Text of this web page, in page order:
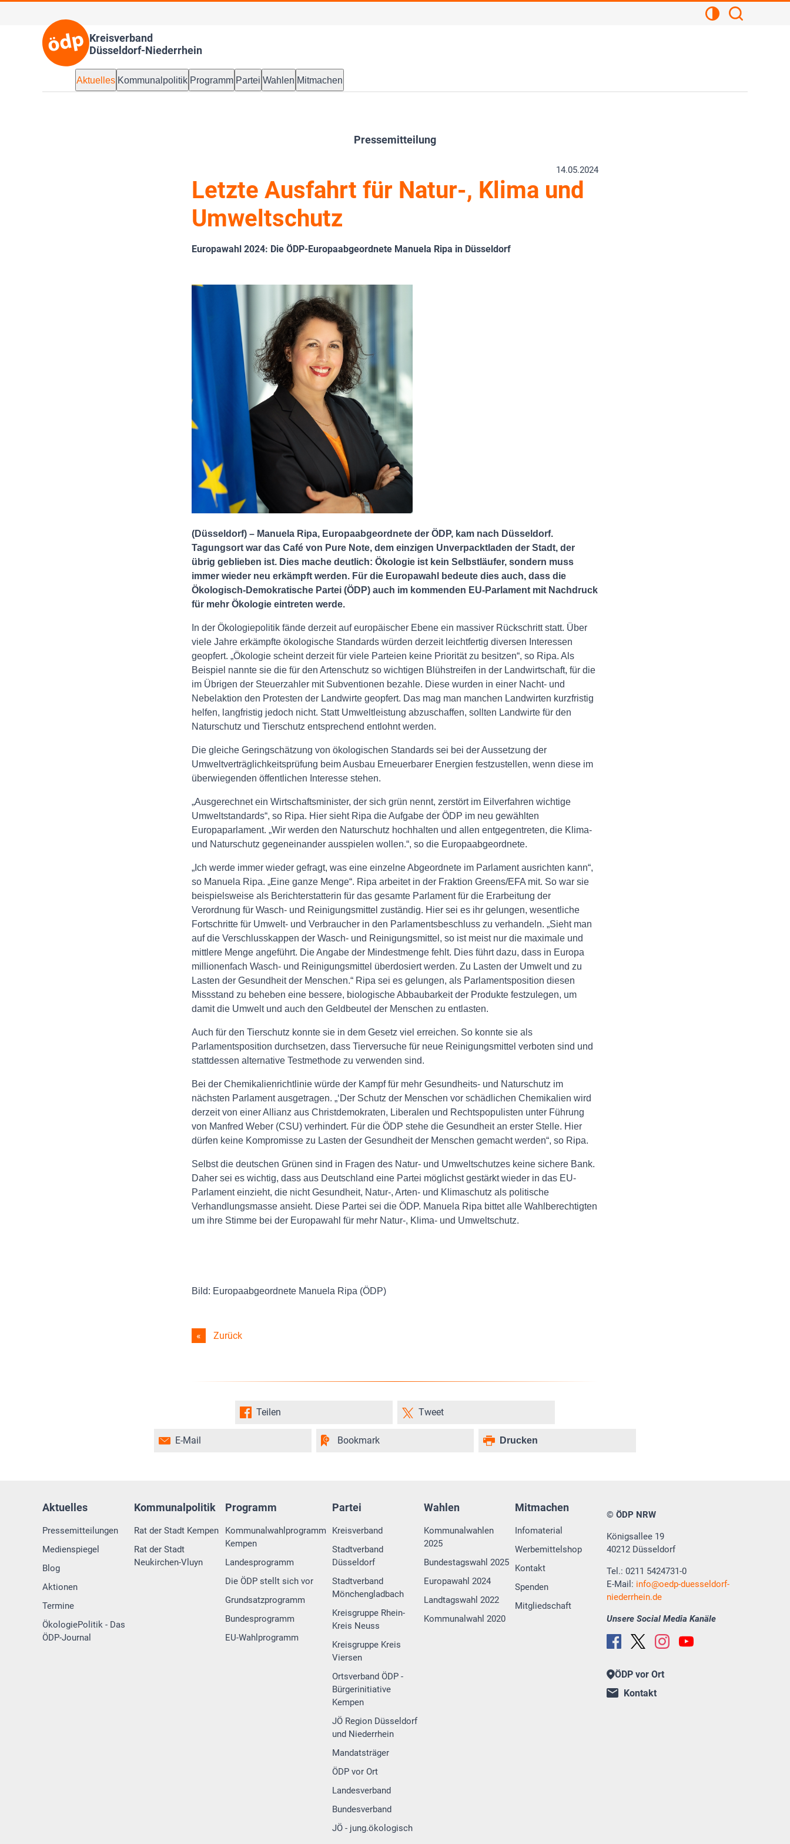
Kreisverband
Düsseldorf-Niederrhein
Kontrastansicht
Aktuelles Kommunalpolitik Programm Partei Wahlen Mitmachen
Pressemitteilung
14.05.2024
Letzte Ausfahrt für Natur-, Klima und
Umweltschutz
Europawahl 2024: Die ÖDP-Europaabgeordnete Manuela Ripa in Düsseldorf
(Düsseldorf) – Manuela Ripa, Europaabgeordnete der ÖDP, kam nach Düsseldorf.
Tagungsort war das Café von Pure Note, dem einzigen Unverpacktladen der Stadt, der
übrig geblieben ist. Dies mache deutlich: Ökologie ist kein Selbstläufer, sondern muss
immer wieder neu erkämpft werden. Für die Europawahl bedeute dies auch, dass die
Ökologisch-Demokratische Partei (ÖDP) auch im kommenden EU-Parlament mit Nachdruck
für mehr Ökologie eintreten werde.
In der Ökologiepolitik fände derzeit auf europäischer Ebene ein massiver Rückschritt statt. Über
viele Jahre erkämpfte ökologische Standards würden derzeit leichtfertig diversen Interessen
geopfert. „Ökologie scheint derzeit für viele Parteien keine Priorität zu besitzen“, so Ripa. Als
Beispiel nannte sie die für den Artenschutz so wichtigen Blühstreifen in der Landwirtschaft, für die
im Übrigen der Steuerzahler mit Subventionen bezahle. Diese wurden in einer Nacht- und
Nebelaktion den Protesten der Landwirte geopfert. Das mag man manchen Landwirten kurzfristig
helfen, langfristig jedoch nicht. Statt Umweltleistung abzuschaffen, sollten Landwirte für den
Naturschutz und Tierschutz entsprechend entlohnt werden.
Die gleiche Geringschätzung von ökologischen Standards sei bei der Aussetzung der
Umweltverträglichkeitsprüfung beim Ausbau Erneuerbarer Energien festzustellen, wenn diese im
überwiegenden öffentlichen Interesse stehen.
„Ausgerechnet ein Wirtschaftsminister, der sich grün nennt, zerstört im Eilverfahren wichtige
Umweltstandards“, so Ripa. Hier sieht Ripa die Aufgabe der ÖDP im neu gewählten
Europaparlament. „Wir werden den Naturschutz hochhalten und allen entgegentreten, die Klima-
und Naturschutz gegeneinander ausspielen wollen.“, so die Europaabgeordnete.
„Ich werde immer wieder gefragt, was eine einzelne Abgeordnete im Parlament ausrichten kann“,
so Manuela Ripa. „Eine ganze Menge“. Ripa arbeitet in der Fraktion Greens/EFA mit. So war sie
beispielsweise als Berichterstatterin für das gesamte Parlament für die Erarbeitung der
Verordnung für Wasch- und Reinigungsmittel zuständig. Hier sei es ihr gelungen, wesentliche
Fortschritte für Umwelt- und Verbraucher in den Parlamentsbeschluss zu verhandeln. „Sieht man
auf die Verschlusskappen der Wasch- und Reinigungsmittel, so ist meist nur die maximale und
mittlere Menge angeführt. Die Angabe der Mindestmenge fehlt. Dies führt dazu, dass in Europa
millionenfach Wasch- und Reinigungsmittel überdosiert werden. Zu Lasten der Umwelt und zu
Lasten der Gesundheit der Menschen.“ Ripa sei es gelungen, als Parlamentsposition diesen
Missstand zu beheben eine bessere, biologische Abbaubarkeit der Produkte festzulegen, um
damit die Umwelt und auch den Geldbeutel der Menschen zu entlasten.
Auch für den Tierschutz konnte sie in dem Gesetz viel erreichen. So konnte sie als
Parlamentsposition durchsetzen, dass Tierversuche für neue Reinigungsmittel verboten sind und
stattdessen alternative Testmethode zu verwenden sind.
Bei der Chemikalienrichtlinie würde der Kampf für mehr Gesundheits- und Naturschutz im
nächsten Parlament ausgetragen. „‘Der Schutz der Menschen vor schädlichen Chemikalien wird
derzeit von einer Allianz aus Christdemokraten, Liberalen und Rechtspopulisten unter Führung
von Manfred Weber (CSU) verhindert. Für die ÖDP stehe die Gesundheit an erster Stelle. Hier
dürfen keine Kompromisse zu Lasten der Gesundheit der Menschen gemacht werden“, so Ripa.
Selbst die deutschen Grünen sind in Fragen des Natur- und Umweltschutzes keine sichere Bank.
Daher sei es wichtig, dass aus Deutschland eine Partei möglichst gestärkt wieder in das EU-
Parlament einzieht, die nicht Gesundheit, Natur-, Arten- und Klimaschutz als politische
Verhandlungsmasse ansieht. Diese Partei sei die ÖDP. Manuela Ripa bittet alle Wahlberechtigten
um ihre Stimme bei der Europawahl für mehr Natur-, Klima- und Umweltschutz.
Bild: Europaabgeordnete Manuela Ripa (ÖDP)
Zurück
Teilen Tweet
E-Mail Bookmark Drucken
Aktuelles
Pressemitteilungen
Medienspiegel
Blog
Aktionen
Termine
ÖkologiePolitik - Das
ÖDP-Journal
Kommunalpolitik
Rat der Stadt Kempen
Rat der Stadt
Neukirchen-Vluyn
Programm
Kommunalwahlprogramm
Kempen
Landesprogramm
Die ÖDP stellt sich vor
Grundsatzprogramm
Bundesprogramm
EU-Wahlprogramm
Partei
Kreisverband
Stadtverband
Düsseldorf
Stadtverband
Mönchengladbach
Kreisgruppe Rhein-
Kreis Neuss
Kreisgruppe Kreis
Viersen
Ortsverband ÖDP -
Bürgerinitiative
Kempen
JÖ Region Düsseldorf
und Niederrhein
Mandatsträger
ÖDP vor Ort
Landesverband
Bundesverband
JÖ - jung.ökologisch
Wahlen
Kommunalwahlen
2025
Bundestagswahl 2025
Europawahl 2024
Landtagswahl 2022
Kommunalwahl 2020
Mitmachen
Infomaterial
Werbemittelshop
Kontakt
Spenden
Mitgliedschaft
© ÖDP NRW
Königsallee 19
40212 Düsseldorf
Tel.: 0211 5424731-0
E-Mail: info
oedp-duesseldorf-
niederrhein.de
Unsere Social Media Kanäle
ÖDP vor Ort
Kontakt